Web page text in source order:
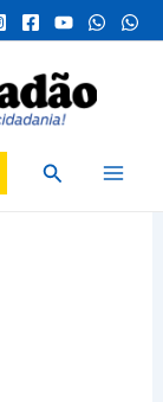
Pesquisar